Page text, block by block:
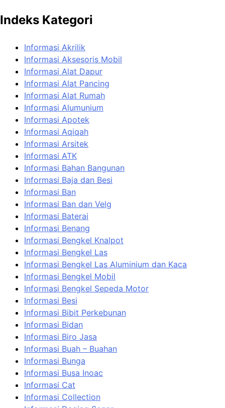
Indeks Kategori
Informasi Akrilik
Informasi Aksesoris Mobil
Informasi Alat Dapur
Informasi Alat Pancing
Informasi Alat Rumah
Informasi Alumunium
Informasi Apotek
Informasi Aqiqah
Informasi Arsitek
Informasi ATK
Informasi Bahan Bangunan
Informasi Baja dan Besi
Informasi Ban
Informasi Ban dan Velg
Informasi Baterai
Informasi Benang
Informasi Bengkel Knalpot
Informasi Bengkel Las
Informasi Bengkel Las Aluminium dan Kaca
Informasi Bengkel Mobil
Informasi Bengkel Sepeda Motor
Informasi Besi
Informasi Bibit Perkebunan
Informasi Bidan
Informasi Biro Jasa
Informasi Buah – Buahan
Informasi Bunga
Informasi Busa Inoac
Informasi Cat
Informasi Collection